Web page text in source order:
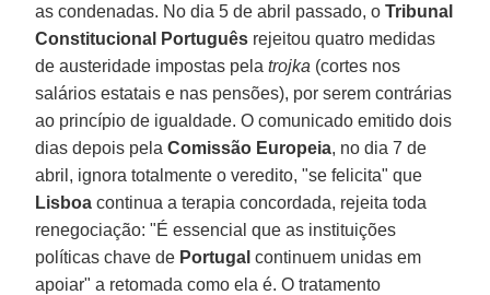
as condenadas. No dia 5 de abril passado, oTribunal
Constitucional Português rejeitou quatro medidas
de austeridade impostas pelatrojka (cortes nos
salários estatais e nas pensões), por serem contrárias
ao princípio de igualdade. O comunicado emitido dois
dias depois pelaComissão Europeia, no dia 7 de
abril, ignora totalmente o veredito, "se felicita" que
Lisboa continua a terapia concordada, rejeita toda
renegociação: "É essencial que as instituições
políticas chave de Portugal continuem unidas em
apoiar" a retomada como ela é. O tratamento